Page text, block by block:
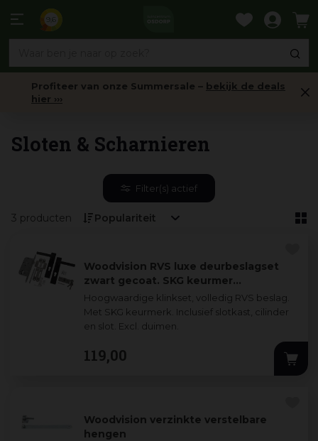
naar
Profiteer van onze Summersale – bekijk de deals
hier ›››
Sloten & Scharnieren
Filter(s) actief
3 producten
Woodvision RVS luxe deurbeslagset
zwart gecoat. SKG keurmer…
Hoogwaardige klinkset, volledig RVS beslag.
Met SKG keurmerk. Inclusief slotkast, cilinder
en slot. Excl. duimen.
119,00
Woodvision verzinkte verstelbare
hengen